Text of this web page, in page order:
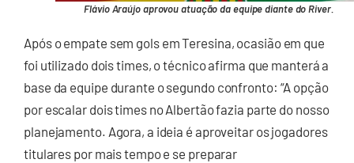
Flávio Araújo aprovou atuação da equipe diante do River.
Após o empate sem gols em Teresina, ocasião em que
foi utilizado dois times, o técnico afirma que manterá a
base da equipe durante o segundo confronto: “A opção
por escalar dois times no Albertão fazia parte do nosso
planejamento. Agora, a ideia é aproveitar os jogadores
titulares por mais tempo e se preparar